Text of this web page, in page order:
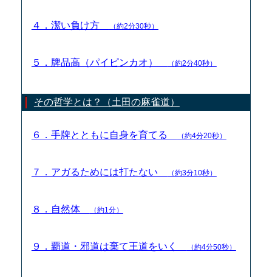
４．潔い負け方 （約2分30秒）
５．牌品高（パイピンカオ） （約2分40秒）
その哲学とは？（土田の麻雀道）
６．手牌とともに自身を育てる （約4分20秒）
７．アガるためには打たない （約3分10秒）
８．自然体 （約1分）
９．覇道・邪道は棄て王道をいく （約4分50秒）